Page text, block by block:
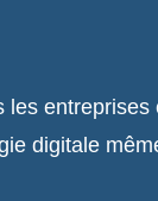
digitale